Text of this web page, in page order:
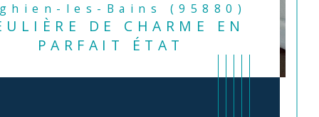
les-Bains (95880)
DE CHARME EN
PARFAIT ÉTAT